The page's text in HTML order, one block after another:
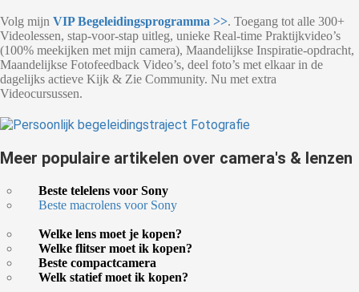
Volg mijn VIP Begeleidingsprogramma >>. Toegang tot alle 300+
Videolessen, stap-voor-stap uitleg, unieke Real-time Praktijkvideo’s
(100% meekijken met mijn camera), Maandelijkse Inspiratie-opdracht,
Maandelijkse Fotofeedback Video’s, deel foto’s met elkaar in de
dagelijks actieve Kijk & Zie Community. Nu met extra
Videocursussen.
Meer populaire artikelen over camera's & lenzen
Beste telelens voor Sony
Beste macrolens voor Sony
Welke lens moet je kopen?
Welke flitser moet ik kopen?
Beste compactcamera
Welk statief moet ik kopen?